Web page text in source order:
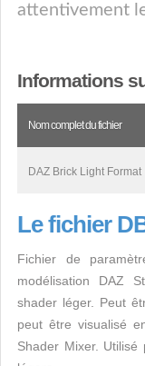
attentivement
Informations
Nom complet du fichier
DAZ Brick Light Format
Le fichier
Fichier de
modélisation DAZ
shader léger. Peut
peut être visualisé
Shader Mixer.